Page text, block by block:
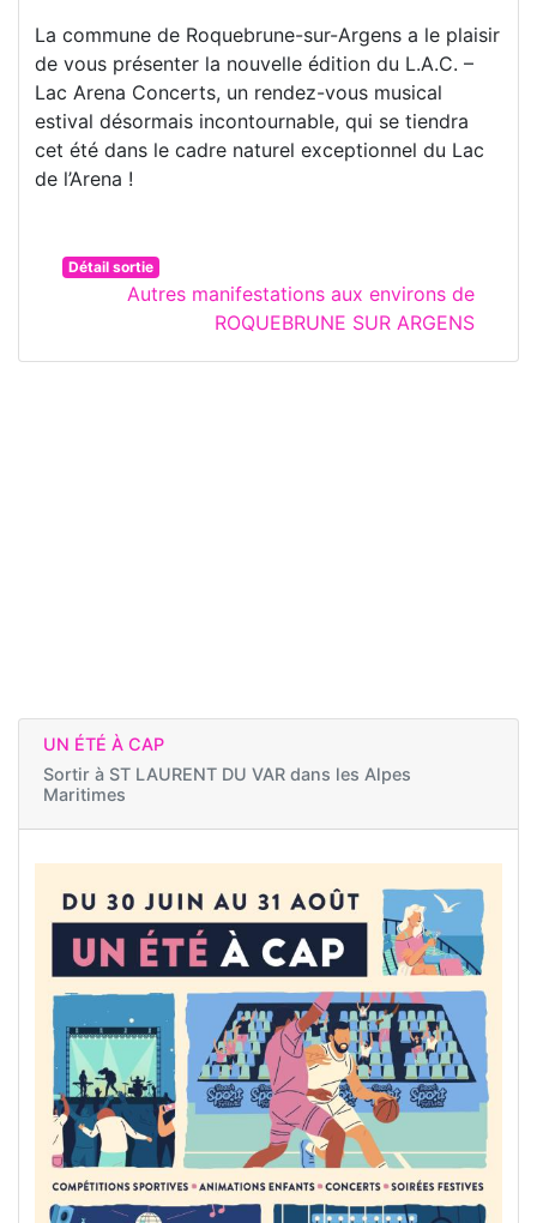
La commune de Roquebrune-sur-Argens a le plaisir
de vous présenter la nouvelle édition du L.A.C. –
Lac Arena Concerts, un rendez-vous musical
estival désormais incontournable, qui se tiendra
cet été dans le cadre naturel exceptionnel du Lac
de l’Arena !
Détail sortie
Autres manifestations aux environs de
ROQUEBRUNE SUR ARGENS
UN ÉTÉ À CAP
Sortir à ST LAURENT DU VAR dans les Alpes
Maritimes